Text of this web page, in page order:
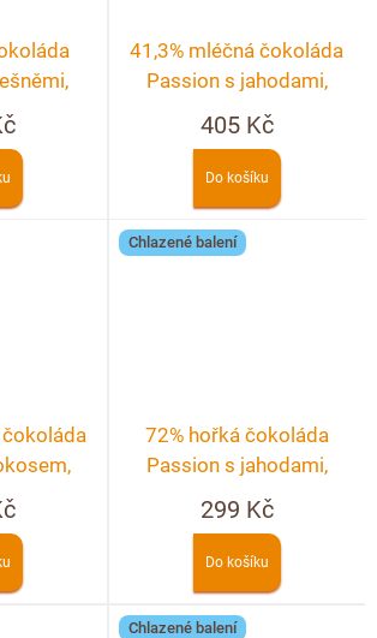
a
41,3% mléčná čokoláda
Passion s jahodami,
malinami, ostružinami a
rybízem
405 Kč
Do košíku
čokoláda
a
Chlazené balení
72% hořká čokoláda
Passion s jahodami,
malinami a fialkou
299 Kč
Do košíku
Chlazené balení